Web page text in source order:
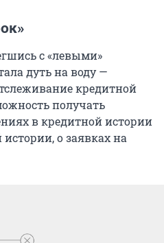
с «левыми»
дуть на воду —
кредитной
получать
в кредитной истории
о заявках на